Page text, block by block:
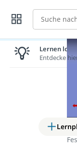
Suche
Lernen
Entdecke